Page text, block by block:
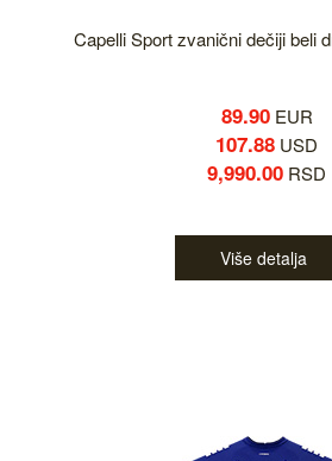
Capelli Sport zvanični dečiji beli
89.90EUR
107.88 USD
9,990.00 RSD
Više detalja